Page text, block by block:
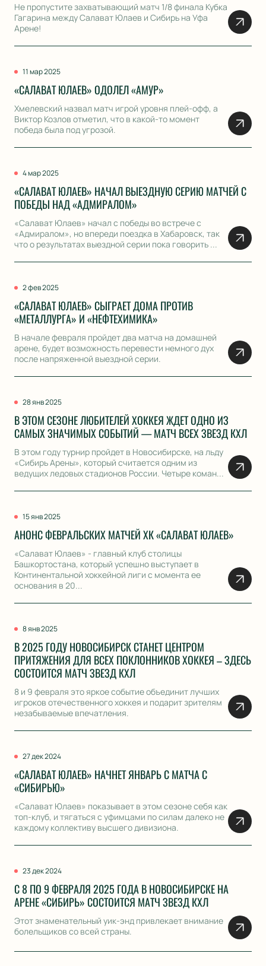
Не пропустите захватывающий матч 1/8 финала Кубка
Гагарина между Салават Юлаев и Сибирь на Уфа
Арене!
11 мар 2025
«САЛАВАТ ЮЛАЕВ» ОДОЛЕЛ «АМУР»
Хмелевский назвал матч игрой уровня плей-офф, а
Виктор Козлов отметил, что в какой-то момент
победа была под угрозой.
4 мар 2025
«САЛАВАТ ЮЛАЕВ» НАЧАЛ ВЫЕЗДНУЮ СЕРИЮ МАТЧЕЙ С
ПОБЕДЫ НАД «АДМИРАЛОМ»
«Салават Юлаев» начал с победы во встрече с
«Адмиралом», но впереди поездка в Хабаровск, так
что о результатах выездной серии пока говорить ...
2 фев 2025
«САЛАВАТ ЮЛАЕВ» СЫГРАЕТ ДОМА ПРОТИВ
«МЕТАЛЛУРГА» И «НЕФТЕХИМИКА»
В начале февраля пройдет два матча на домашней
арене, будет возможность перевести немного дух
после напряженной выездной серии.
28 янв 2025
В ЭТОМ СЕЗОНЕ ЛЮБИТЕЛЕЙ ХОККЕЯ ЖДЕТ ОДНО ИЗ
САМЫХ ЗНАЧИМЫХ СОБЫТИЙ — МАТЧ ВСЕХ ЗВЕЗД КХЛ
В этом году турнир пройдет в Новосибирске, на льду
«Сибирь Арены», который считается одним из
ведущих ледовых стадионов России. Четыре коман...
15 янв 2025
АНОНС ФЕВРАЛЬСКИХ МАТЧЕЙ ХК «САЛАВАТ ЮЛАЕВ»
«Салават Юлаев» - главный клуб столицы
Башкортостана, который успешно выступает в
Континентальной хоккейной лиги с момента ее
основания в 20...
8 янв 2025
В 2025 ГОДУ НОВОСИБИРСК СТАНЕТ ЦЕНТРОМ
ПРИТЯЖЕНИЯ ДЛЯ ВСЕХ ПОКЛОННИКОВ ХОККЕЯ – ЗДЕСЬ
СОСТОИТСЯ МАТЧ ЗВЕЗД КХЛ
8 и 9 февраля это яркое событие объединит лучших
игроков отечественного хоккея и подарит зрителям
незабываемые впечатления.
27 дек 2024
«САЛАВАТ ЮЛАЕВ» НАЧНЕТ ЯНВАРЬ С МАТЧА С
«СИБИРЬЮ»
«Салават Юлаев» показывает в этом сезоне себя как
топ-клуб, и тягаться с уфимцами по силам далеко не
каждому коллективу высшего дивизиона.
23 дек 2024
С 8 ПО 9 ФЕВРАЛЯ 2025 ГОДА В НОВОСИБИРСКЕ НА
АРЕНЕ «СИБИРЬ» СОСТОИТСЯ МАТЧ ЗВЕЗД КХЛ
Этот знаменательный уик-энд привлекает внимание
болельщиков со всей страны.